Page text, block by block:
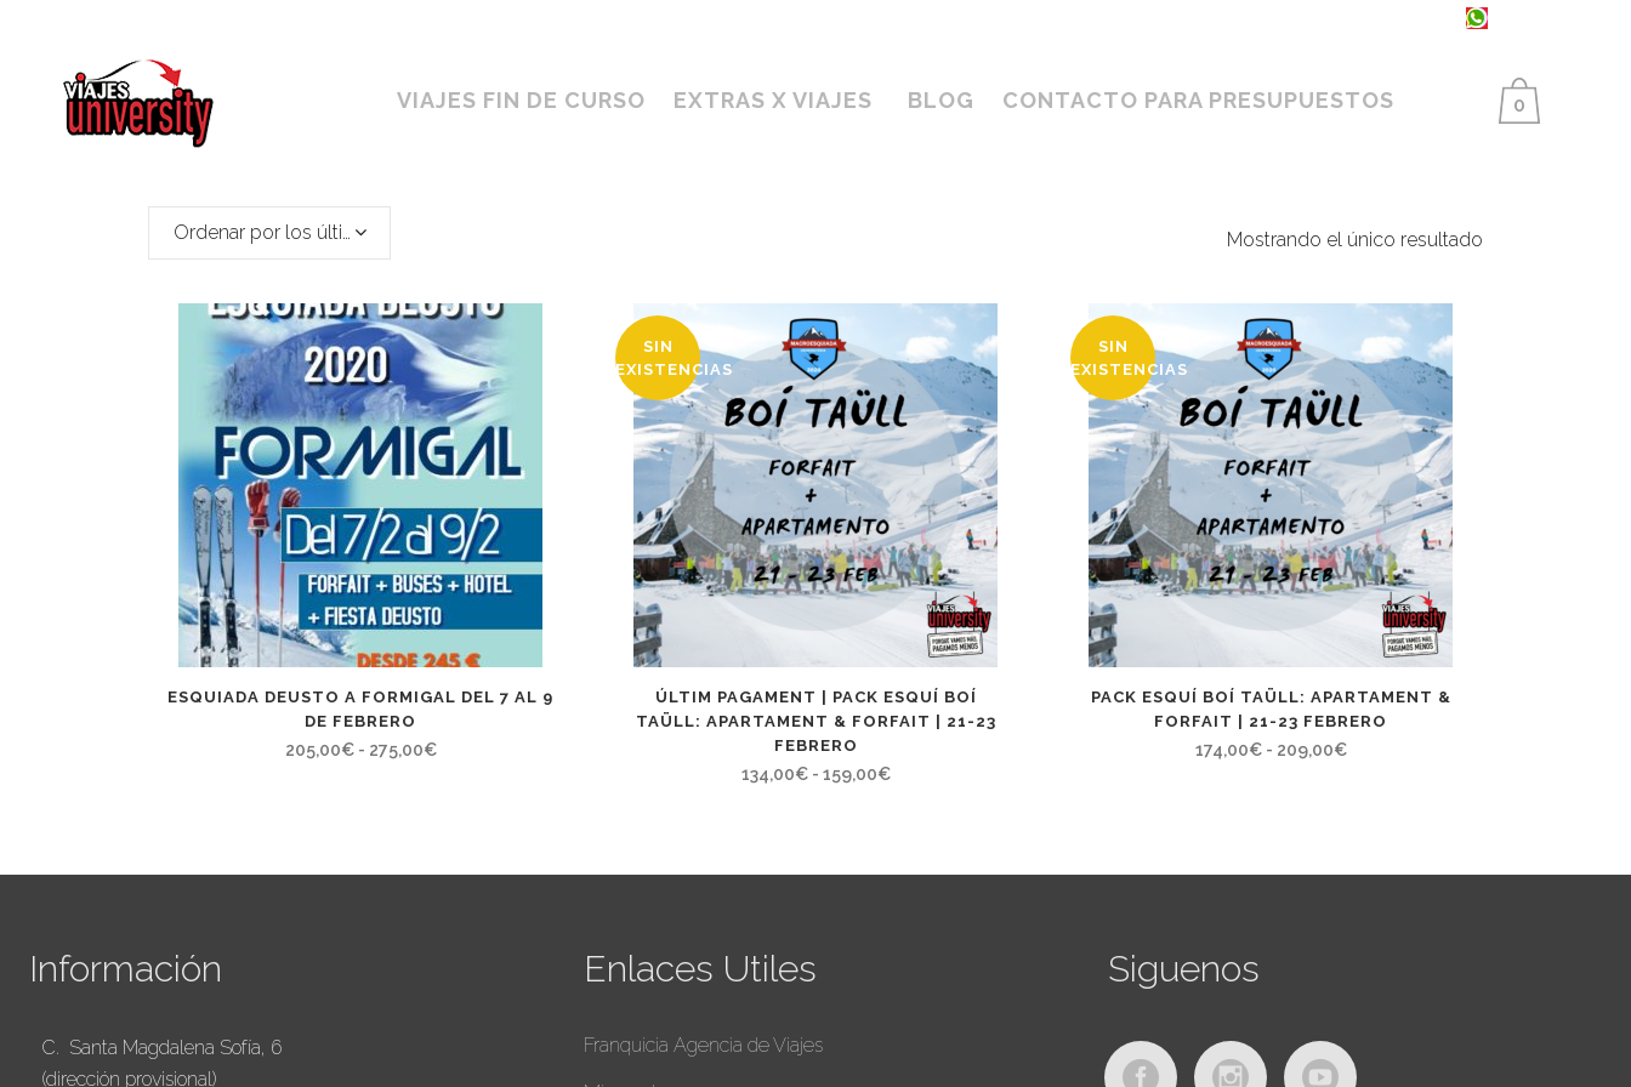
0
VIAJES FIN DE CURSO EXTRAS X VIAJES BLOG CONTACTO PARA PRESUPUESTOS
Mostrando el único resultado
Ordenar por los últimos
ESQUIADA DEUSTO A FORMIGAL DEL 7 AL 9
DE FEBRERO
205,00€ - 275,00€Rango
205,00€
SIN
EXISTENCIAS
ÚLTIM PAGAMENT | PACK ESQUÍ BOÍ
TAÜLL: APARTAMENT & FORFAIT | 21-23
FEBRERO
134,00€ - 159,00€Rango
SIN
EXISTENCIAS
PACK ESQUÍ BOÍ TAÜLL: APARTAMENT &
FORFAIT | 21-23 FEBRERO
174,00€ - 209,00€Rango
174,00€
Información
C. Santa Magdalena Sofía, 6
(dirección provisional)
Enlaces Utiles
Franquicia Agencia de Viajes
Siguenos